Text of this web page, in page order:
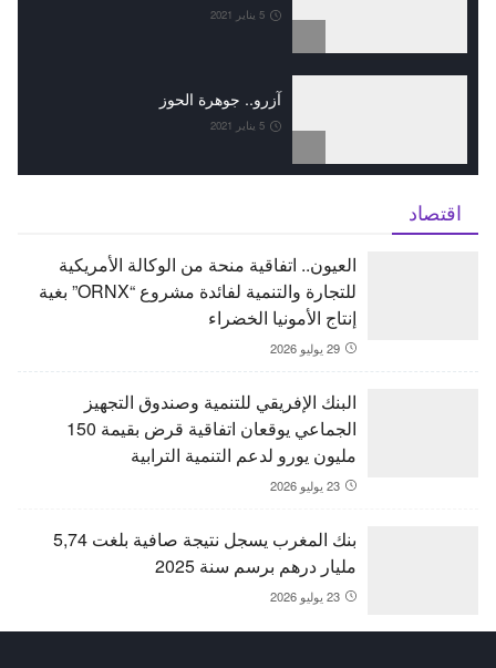
5 يناير 2021
آزرو.. جوهرة الحوز
5 يناير 2021
اقتصاد
العيون.. اتفاقية منحة من الوكالة الأمريكية
للتجارة والتنمية لفائدة مشروع “ORNX” بغية
إنتاج الأمونيا الخضراء
29 يوليو 2026
البنك الإفريقي للتنمية وصندوق التجهيز
الجماعي يوقعان اتفاقية قرض بقيمة 150
مليون يورو لدعم التنمية الترابية
23 يوليو 2026
بنك المغرب يسجل نتيجة صافية بلغت 5,74
مليار درهم برسم سنة 2025
23 يوليو 2026